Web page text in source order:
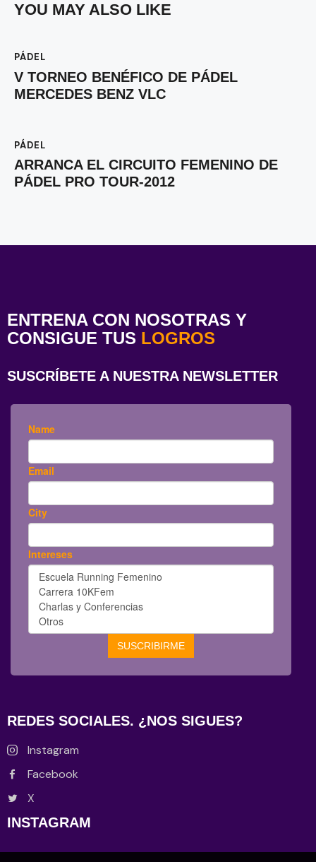
YOU MAY ALSO LIKE
PÁDEL
V TORNEO BENÉFICO DE PÁDEL
MERCEDES BENZ VLC
PÁDEL
ARRANCA EL CIRCUITO FEMENINO DE
PÁDEL PRO TOUR-2012
ENTRENA CON NOSOTRAS Y
CONSIGUE TUS LOGROS
SUSCRÍBETE A NUESTRA NEWSLETTER
REDES SOCIALES. ¿NOS SIGUES?
Instagram
Facebook
X
INSTAGRAM